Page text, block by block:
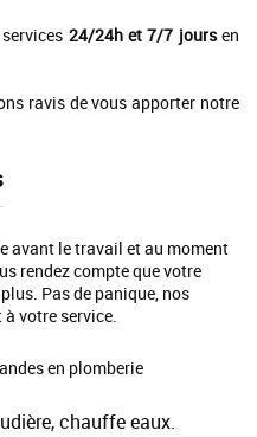
24/24h et 7/7 joursen
ravis de vous apporter notre
avant le travail et au moment
rendez compte que votre
Pas de panique, nos
votre service.
en plomberie
chauffe eaux.